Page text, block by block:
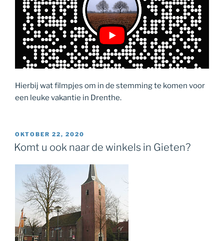
Hierbij wat filmpjes om in de stemming te komen voor
een leuke vakantie in Drenthe.
GEPLAATST
OP
OKTOBER 22, 2020
Komt u ook naar de winkels in Gieten?